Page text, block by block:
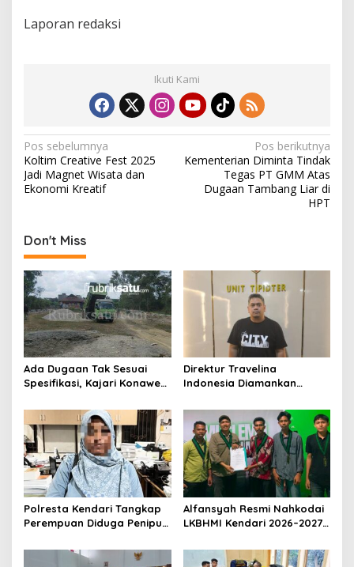
Laporan redaksi
Ikuti Kami
N
a
v
g
a
s
i
p
o
s
Pos sebelumnya
Koltim Creative Fest 2025
Jadi Magnet Wisata dan
Ekonomi Kreatif
Pos berikutnya
Kementerian Diminta Tindak
Tegas PT GMM Atas
Dugaan Tambang Liar di
HPT
Don't Miss
Ada Dugaan Tak Sesuai
Spesifikasi, Kajari Konawe
Rupbasan Rp1,9 Miliar
Dihentikan
Direktur Travelina
Indonesia Diamankan
Penelantaran Jemaah
Umrah Masuk Babak Baru
Polresta Kendari Tangkap
Perempuan Diduga Penipu
Rp588,1 Juta
Alfansyah Resmi Nahkodai
LKBHMI Kendari 2026–2027,
Hukum